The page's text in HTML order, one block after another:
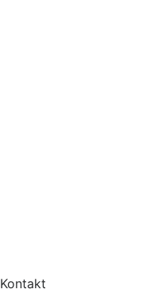
Kontakt